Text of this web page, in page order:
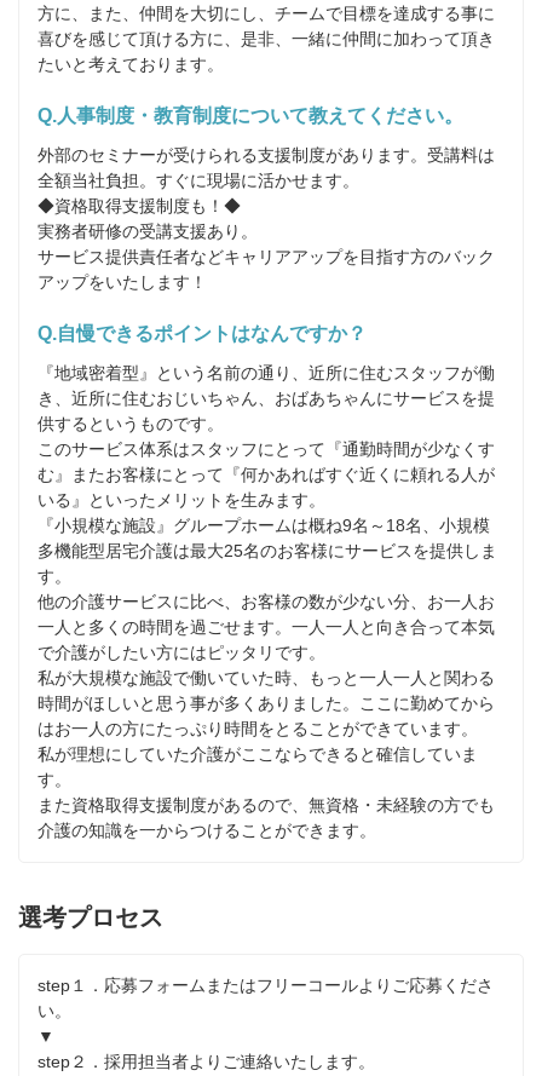
方に、また、仲間を大切にし、チームで目標を達成する事に
喜びを感じて頂ける方に、是非、一緒に仲間に加わって頂き
たいと考えております。
Q.人事制度・教育制度について教えてください。
外部のセミナーが受けられる支援制度があります。受講料は
全額当社負担。すぐに現場に活かせます。
◆資格取得支援制度も！◆
実務者研修の受講支援あり。
サービス提供責任者などキャリアアップを目指す方のバック
アップをいたします！
Q.自慢できるポイントはなんですか？
『地域密着型』という名前の通り、近所に住むスタッフが働
き、近所に住むおじいちゃん、おばあちゃんにサービスを提
供するというものです。
このサービス体系はスタッフにとって『通勤時間が少なくす
む』またお客様にとって『何かあればすぐ近くに頼れる人が
いる』といったメリットを生みます。
『小規模な施設』グループホームは概ね9名～18名、小規模
多機能型居宅介護は最大25名のお客様にサービスを提供しま
す。
他の介護サービスに比べ、お客様の数が少ない分、お一人お
一人と多くの時間を過ごせます。一人一人と向き合って本気
で介護がしたい方にはピッタリです。
私が大規模な施設で働いていた時、もっと一人一人と関わる
時間がほしいと思う事が多くありました。ここに勤めてから
はお一人の方にたっぷり時間をとることができています。
私が理想にしていた介護がここならできると確信していま
す。
また資格取得支援制度があるので、無資格・未経験の方でも
介護の知識を一からつけることができます。
選考プロセス
step１．応募フォームまたはフリーコールよりご応募くださ
い。
▼
step２．採用担当者よりご連絡いたします。